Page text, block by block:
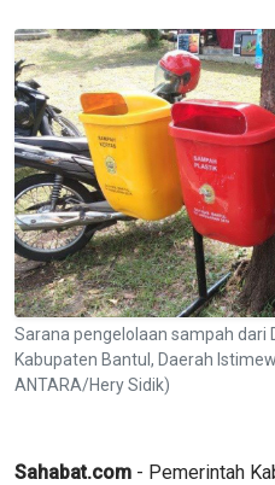
Sarana pengelolaan sampah dari
Kabupaten Bantul, Daerah
ANTARA/Hery Sidik)
Sahabat.com - Pemerintah